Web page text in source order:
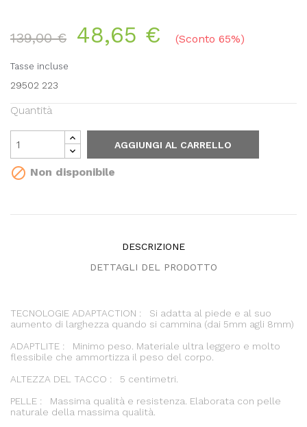
139,00 € 48,65 € Sconto 65%
Tasse incluse
29502 223
Quantità
AGGIUNGI AL CARRELLO
 Non disponibile
DESCRIZIONE
DETTAGLI DEL PRODOTTO
TECNOLOGIE ADAPTACTION : Si adatta al piede e al suo
aumento di larghezza quando si cammina (dai 5mm agli 8mm)
ADAPTLITE : Minimo peso. Materiale ultra leggero e molto
flessibile che ammortizza il peso del corpo.
ALTEZZA DEL TACCO : 5 centimetri.
PELLE : Massima qualità e resistenza. Elaborata con pelle
naturale della massima qualità.